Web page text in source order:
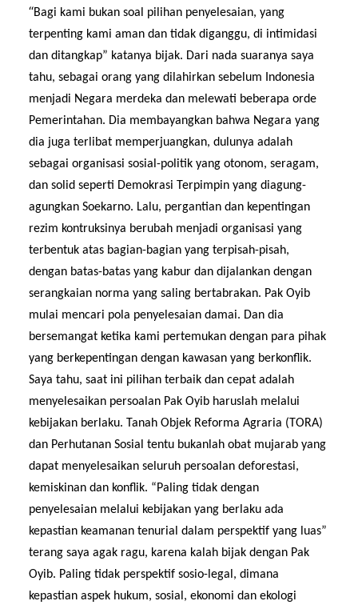
“Bagi kami bukan soal pilihan penyelesaian, yang
terpenting kami aman dan tidak diganggu, di intimidasi
dan ditangkap” katanya bijak. Dari nada suaranya saya
tahu, sebagai orang yang dilahirkan sebelum Indonesia
menjadi Negara merdeka dan melewati beberapa orde
Pemerintahan. Dia membayangkan bahwa Negara yang
dia juga terlibat memperjuangkan, dulunya adalah
sebagai organisasi sosial-politik yang otonom, seragam,
dan solid seperti Demokrasi Terpimpin yang diagung-
agungkan Soekarno. Lalu, pergantian dan kepentingan
rezim kontruksinya berubah menjadi organisasi yang
terbentuk atas bagian-bagian yang terpisah-pisah,
dengan batas-batas yang kabur dan dijalankan dengan
serangkaian norma yang saling bertabrakan. Pak Oyib
mulai mencari pola penyelesaian damai. Dan dia
bersemangat ketika kami pertemukan dengan para pihak
yang berkepentingan dengan kawasan yang berkonflik.
Saya tahu, saat ini pilihan terbaik dan cepat adalah
menyelesaikan persoalan Pak Oyib haruslah melalui
kebijakan berlaku. Tanah Objek Reforma Agraria (TORA)
dan Perhutanan Sosial tentu bukanlah obat mujarab yang
dapat menyelesaikan seluruh persoalan deforestasi,
kemiskinan dan konflik. “Paling tidak dengan
penyelesaian melalui kebijakan yang berlaku ada
kepastian keamanan tenurial dalam perspektif yang luas”
terang saya agak ragu, karena kalah bijak dengan Pak
Oyib. Paling tidak perspektif sosio-legal, dimana
kepastian aspek hukum, sosial, ekonomi dan ekologi